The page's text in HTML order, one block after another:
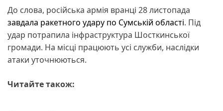
До слова, російська армія вранці 28 листопада
завдала ракетного удару по Сумській області. Під
удар потрапила інфраструктура Шосткинської
громади. На місці працюють усі служби, наслідки
атаки уточнюються.
Читайте також: